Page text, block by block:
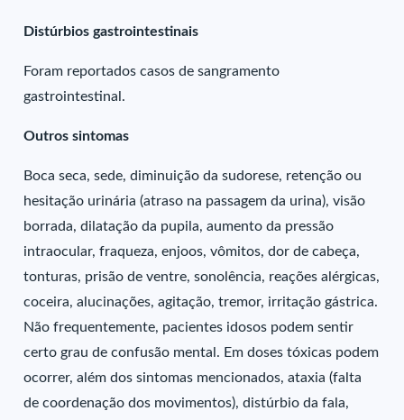
Distúrbios gastrointestinais
Foram reportados casos de sangramento
gastrointestinal.
Outros sintomas
Boca seca, sede, diminuição da sudorese, retenção ou
hesitação urinária (atraso na passagem da urina), visão
borrada, dilatação da pupila, aumento da pressão
intraocular, fraqueza, enjoos, vômitos, dor de cabeça,
tonturas, prisão de ventre, sonolência, reações alérgicas,
coceira, alucinações, agitação, tremor, irritação gástrica.
Não frequentemente, pacientes idosos podem sentir
certo grau de confusão mental. Em doses tóxicas podem
ocorrer, além dos sintomas mencionados, ataxia (falta
de coordenação dos movimentos), distúrbio da fala,